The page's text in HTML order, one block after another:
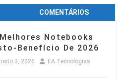
COMENTÁRIOS
Benefício De 2026
3, 2026 EA Tecnologias